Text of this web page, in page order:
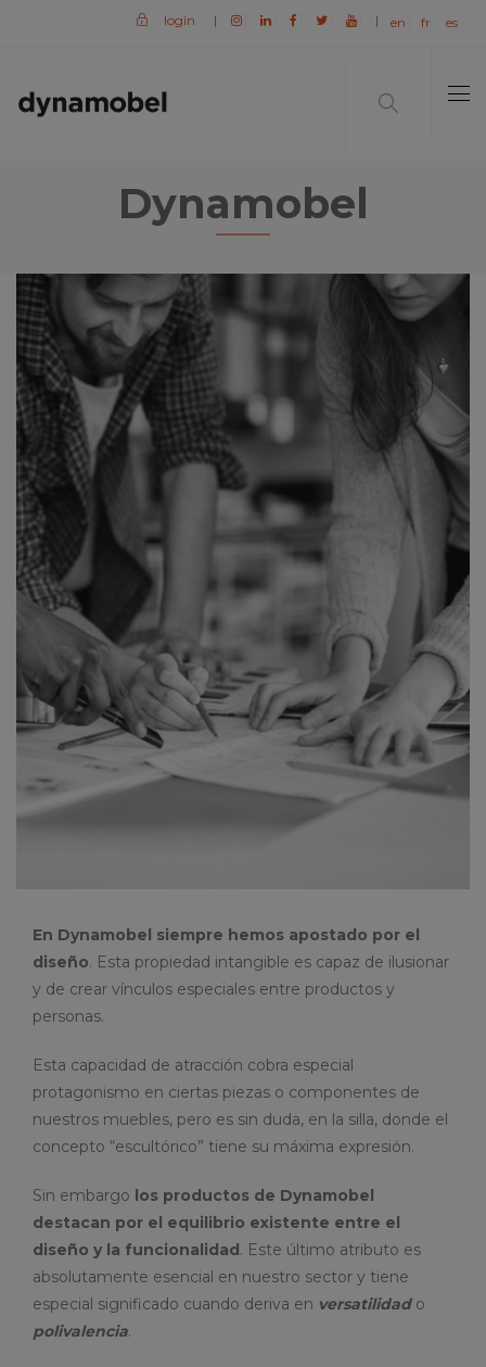
login | | en fr es
Dynamobel
En Dynamobel siempre hemos apostado por el
diseño. Esta propiedad intangible es capaz de ilusionar
y de crear vínculos especiales entre productos y
personas.
Esta capacidad de atracción cobra especial
protagonismo en ciertas piezas o componentes de
nuestros muebles, pero es sin duda, en la silla, donde el
concepto “escultórico” tiene su máxima expresión.
Sin embargo los productos de Dynamobel
destacan por el equilibrio existente entre el
diseño y la funcionalidad. Este último atributo es
absolutamente esencial en nuestro sector y tiene
especial significado cuando deriva en versatilidado
polivalencia.